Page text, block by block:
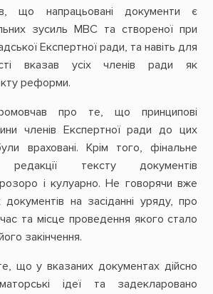
що напрацьовані документи є
зусиль МВС та створеної при
Експертної ради, та навіть для
вказав усіх членів ради як
реформи.
про те, що принципові
членів Експертної ради до цих
враховані. Крім того, фінальне
редакції тексту документів
і кулуарно. Не говорячи вже
на засіданні уряду, про
та місце проведення якого стало
закінчення.
що у вказаних документах дійсно
ідеї та задекларовано